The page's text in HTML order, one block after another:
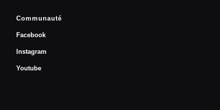
Communauté
Facebook
Instagram
Youtube